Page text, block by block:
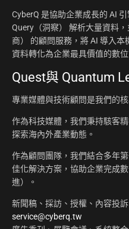
CyberQ 是協助企業成長的 AI
Query（洞察） 解析大量資料
商） 的顧問服務，將 AI 導入
資料轉化為企業最具價值的數位
Quest與 Quantum
專業媒體與技術顧問是我們的核
作為科技媒體，我們秉持駭客
探索海內外產業動態。
作為顧問團隊，我們結合多年
佳化解決方案，協助企業完成
進）。
新聞稿、採訪、授權、內容投
service@cyberq.tw